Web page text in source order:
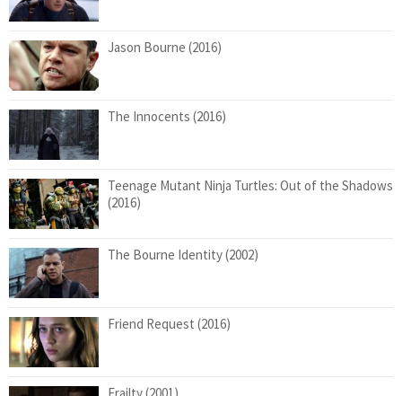
Jason Bourne (2016)
The Innocents (2016)
Teenage Mutant Ninja Turtles: Out of the Shadows
(2016)
The Bourne Identity (2002)
Friend Request (2016)